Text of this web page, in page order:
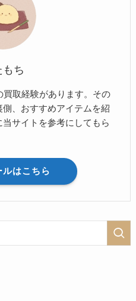
もち
買取経験があります。その
、おすすめアイテムを紹
サイトを参考にしてもら
ルはこちら